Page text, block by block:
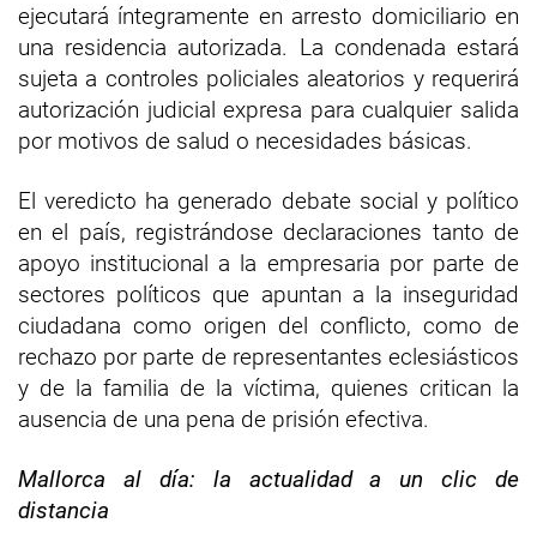
ejecutará íntegramente en arresto domiciliario en
una residencia autorizada. La condenada estará
sujeta a controles policiales aleatorios y requerirá
autorización judicial expresa para cualquier salida
por motivos de salud o necesidades básicas.
El veredicto ha generado debate social y político
en el país, registrándose declaraciones tanto de
apoyo institucional a la empresaria por parte de
sectores políticos que apuntan a la inseguridad
ciudadana como origen del conflicto, como de
rechazo por parte de representantes eclesiásticos
y de la familia de la víctima, quienes critican la
ausencia de una pena de prisión efectiva.
Mallorca al día: la actualidad a un clic de
distancia